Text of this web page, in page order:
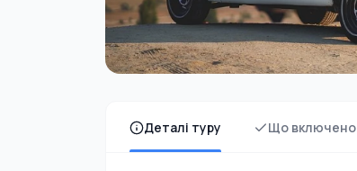
Деталі туру Що включено